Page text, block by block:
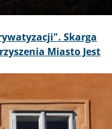
Skarga
Miasto Jest